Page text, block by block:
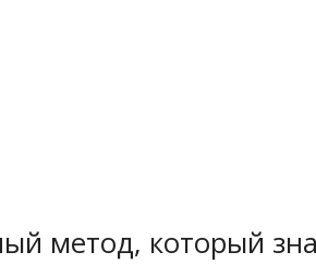
метод, который